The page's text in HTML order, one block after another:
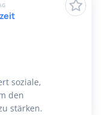
soziale,
den
stärken.